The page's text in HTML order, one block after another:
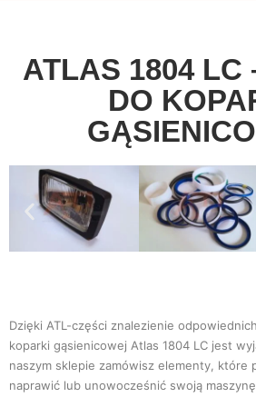
ATLAS 1804 LC
DO
Dzięki ATL-części znalezienie
koparki gąsienicowej Atlas 1804 LC jest
naszym sklepie zamówisz elementy, które
naprawić lub unowocześnić swoją